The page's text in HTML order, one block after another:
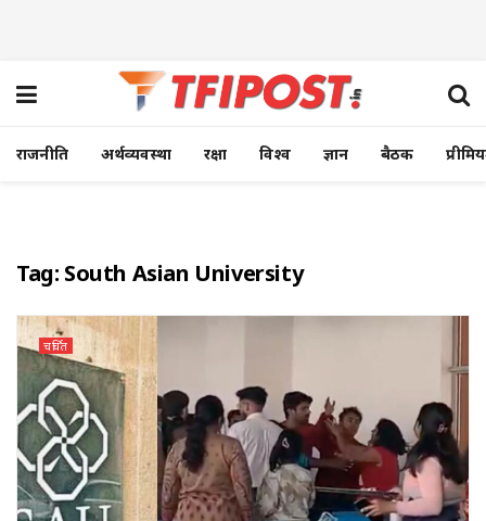
राजनीति अर्थव्यवस्था रक्षा विश्व ज्ञान बैठक
Tag: South Asian University
चर्चित